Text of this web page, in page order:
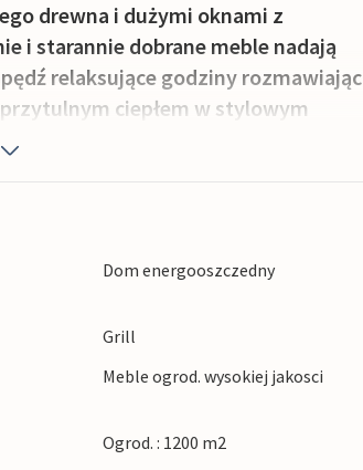
drewna i dużymi oknami z
i starannie dobrane meble nadają
relaksujące godziny rozmawiając
ciepłem w stylowym
Cię zielenią. Zjedz śniadanie
prostu zrelaksuj się. Weź kojącą
ciesz się spokojną kąpielą lub
pobliskie miasto portowe Hals z
wycieczkę rowerową przez otwarte
sztuki nowoczesnej Kunsten,
centrum miasta.
Dom energooszczedny
Grill
Meble ogrod. wysokiej jakosci
Ogrod. : 1200 m2